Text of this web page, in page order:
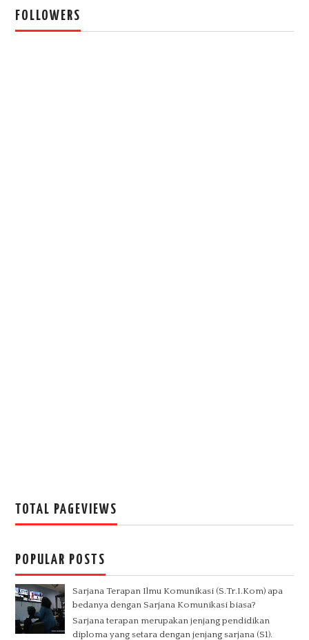
FOLLOWERS
TOTAL PAGEVIEWS
POPULAR POSTS
Sarjana Terapan Ilmu Komunikasi (S.Tr.I.Kom) apa
bedanya dengan Sarjana Komunikasi biasa?
Sarjana terapan merupakan jenjang pendidikan
diploma yang setara dengan jenjang sarjana (S1).